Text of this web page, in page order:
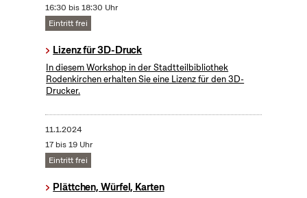
16:30 bis 18:30 Uhr
Eintritt frei
Lizenz für 3D-Druck
In diesem Workshop in der Stadtteilbibliothek
Rodenkirchen erhalten Sie eine Lizenz für den 3D-
Drucker.
11.1.2024
17 bis 19 Uhr
Eintritt frei
Plättchen, Würfel, Karten